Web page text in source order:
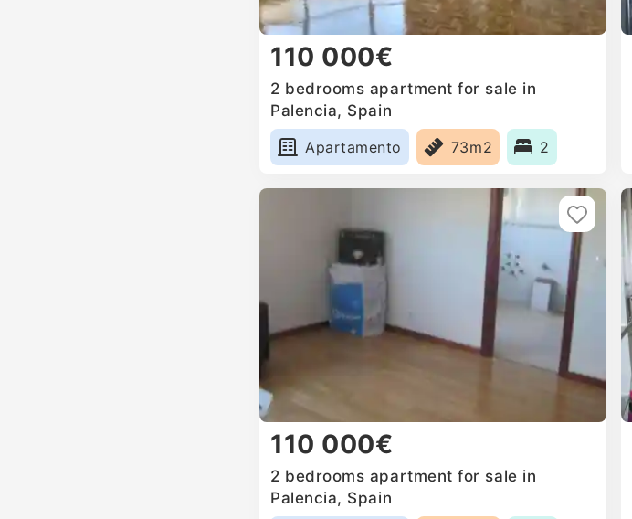
110 000€
2 bedrooms apartment for sale in
Palencia, Spain
Apartamento
73m2 2
110 000€
2 bedrooms apartment for sale in
Palencia, Spain